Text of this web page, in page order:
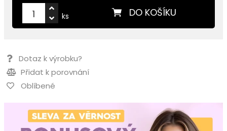
DO KOŠÍKU
ks
Dotaz k výrobku?
Přidat k porovnání
Oblíbené